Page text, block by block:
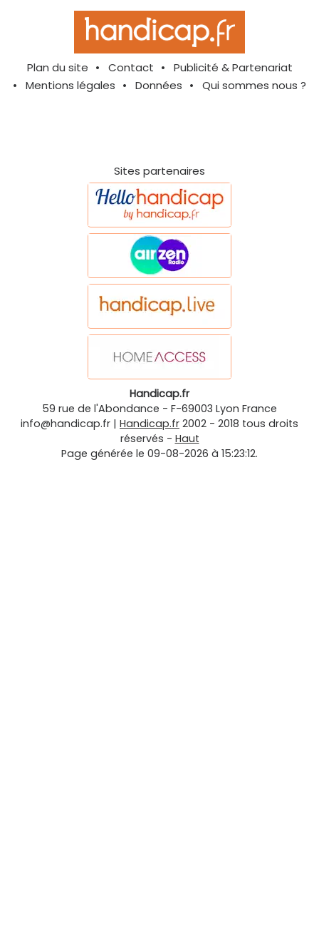
Plan du site Contact
Publicité & Partenariat
Mentions légales
Données Qui sommes nous ?
Sites partenaires
Handicap.fr
59 rue de l'Abondance - F-69003 Lyon France
info@handicap.fr | Handicap.fr 2002 - 2018 tous droits
réservés - Haut
Page générée le 09-08-2026 à 15:23:12.